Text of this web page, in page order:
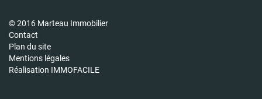
© 2016 Marteau Immobilier
Contact
Plan du site
Mentions légales
Réalisation IMMOFACILE